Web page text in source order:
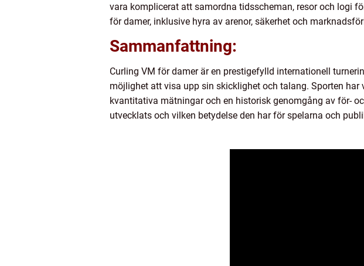
vara komplicerat att samordna tidsscheman, resor och logi
för damer, inklusive hyra av arenor, säkerhet och
Sammanfattning:
Curling VM för damer är en prestigefylld internationell
möjlighet att visa upp sin skicklighet och talang. Sporten
kvantitativa mätningar och en historisk genomgång av för-
utvecklats och vilken betydelse den har för spelarna och